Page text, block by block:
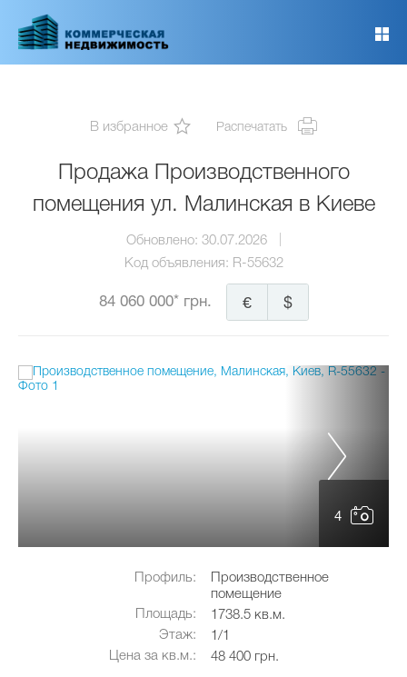
основному
В избранное Распечатать
Продажа Производственного
помещения ул. Малинская в Киеве
Обновлено: 30.07.2026
Код объявления: R-55632
84 060 000* грн. $
€
4
Профиль:
Производственное
помещение
Площадь:
1738.5 кв.м.
Этаж:
1/1
Цена за кв.м.:
48 400 грн.